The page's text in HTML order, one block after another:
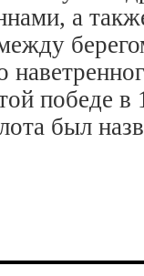
а
по­бе­де
был